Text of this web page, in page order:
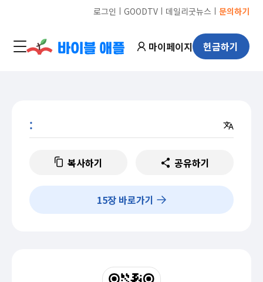
로그인 ㅣ GOODTVㅣ 데일리굿뉴스 ㅣ 문의하기
마이페이지 헌금하기
:
복사하기 공유하기
15장 바로가기